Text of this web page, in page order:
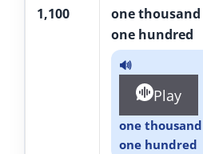
1,100
one thousand
one hundred
🔊
Play
one thousand
one hundred